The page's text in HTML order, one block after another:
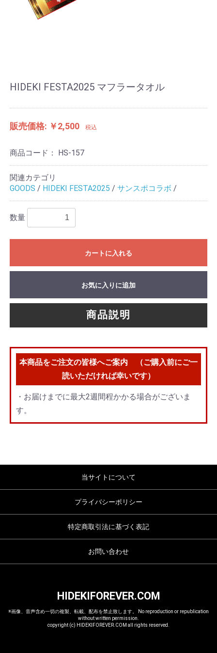
HIDEKI FESTA2025 マフラータオル
販売価格: ￥2,500 税込
商品コード： HS-157
関連カテゴリ
GOODS / HIDEKI FESTA2025 / サンスポコラボ /
数量
カートに入れる
お気に入りに追加
商品説明
本商品をご注文の皆様へご案内 （ご購入前にご一
読いただければ幸いです）
・お届けまでに最大2週間程かかる場合がございま
す。
当サイトについて
プライバシーポリシー
特定商取引法に基づく表記
お問い合わせ
HIDEKIFOREVER.COM
※画像、音声含め一切の複製、転載、配布を禁止致します。 No reproduction or republication
without written permission.
copyright (c) HIDEKIFOREVER.COM all rights reserved.